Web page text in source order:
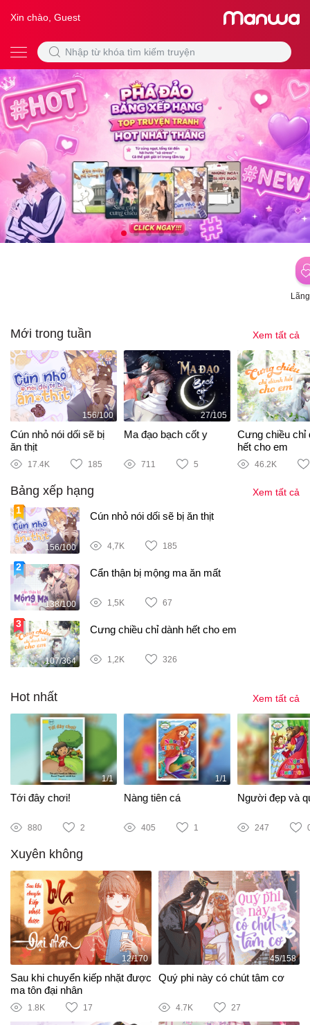
Xin chào, Guest
Mới trong tuần Xem tất cả
156/100
Cún nhỏ nói dối sẽ bị
ăn thịt
17.4K 185
27/105
Ma đạo bạch cốt y
711 5
Cưng chiều chỉ
hết cho em
46.2K
Bảng xếp hạng Xem tất cả
156/100
Cún nhỏ nói dối sẽ bị ăn thịt
4,7K 185
138/100
Cẩn thận bị mộng ma ăn mất
1,5K 67
107/364
Cưng chiều chỉ dành hết cho em
1,2K 326
Hot nhất Xem tất cả
1/1
Tới đây chơi!
880 2
1/1
Nàng tiên cá
405 1
Người đẹp và
247
Xuyên không
12/170
Sau khi chuyển kiếp nhặt được
ma tôn đại nhân
1.8K 17
45/158
Quý phi này có chút tâm cơ
4.7K 27